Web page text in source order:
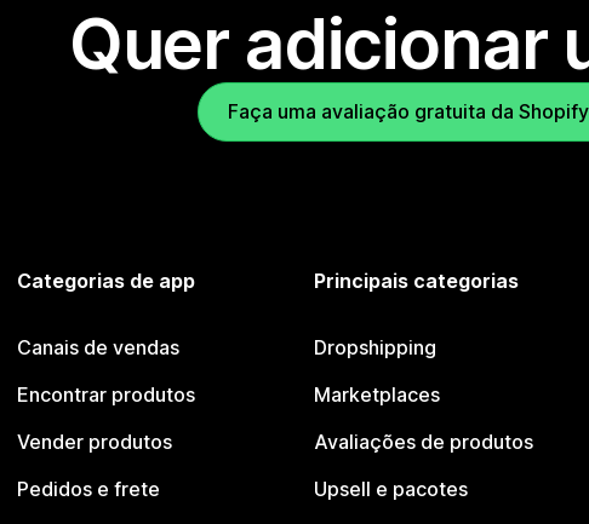
Quer adicionar
Faça uma avaliação gratuita da
Categorias de app
Canais de vendas
Encontrar produtos
Vender produtos
Pedidos e frete
Principais categorias
Dropshipping
Marketplaces
Avaliações de produtos
Upsell e pacotes